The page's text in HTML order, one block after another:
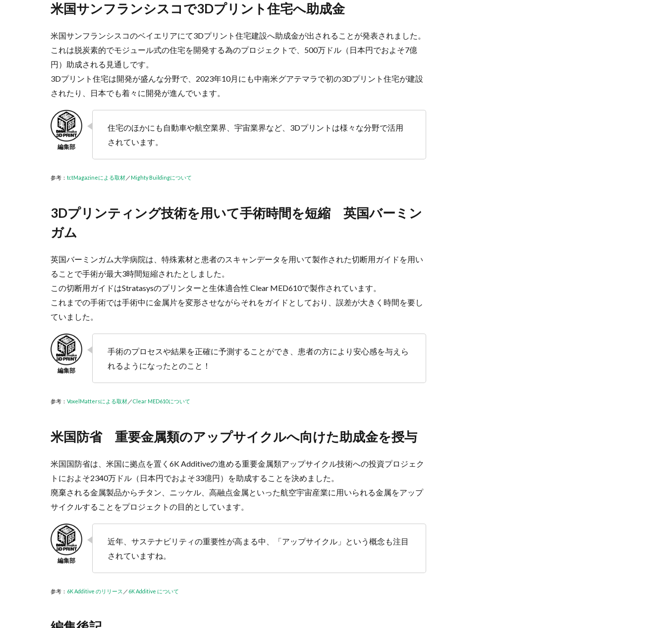
米国サンフランシスコで3Dプリント住宅へ助成金
米国サンフランシスコのベイエリアにて3Dプリント住宅建設へ助成金が出されることが発表されました。
これは脱炭素的でモジュール式の住宅を開発する為のプロジェクトで、500万ドル（日本円でおよそ7億
円）助成される見通しです。
3Dプリント住宅は開発が盛んな分野で、2023年10月にも中南米グアテマラで初の3Dプリント住宅が建設
されたり、日本でも着々に開発が進んでいます。
住宅のほかにも自動車や航空業界、宇宙業界など、3Dプリントは様々な分野で活用
されています。
参考： tctMagazineによる取材 ／Mighty Buildingについて
3Dプリンティング技術を用いて手術時間を短縮 英国バーミン
ガム
英国バーミンガム大学病院は、特殊素材と患者のスキャンデータを用いて製作された切断用ガイドを用い
ることで手術が最大3時間短縮されたとしました。
この切断用ガイドはStratasysのプリンターと生体適合性 Clear MED610で製作されています。
これまでの手術では手術中に金属片を変形させながらそれをガイドとしており、誤差が大きく時間を要し
ていました。
手術のプロセスや結果を正確に予測することができ、患者の方により安心感を与えら
れるようになったとのこと！
参考： VoxelMattersによる取材 ／Clear MED610について
米国防省 重要金属類のアップサイクルへ向けた助成金を授与
米国国防省は、米国に拠点を置く6K Additiveの進める重要金属類アップサイクル技術への投資プロジェク
トにおよそ2340万ドル（日本円でおよそ33億円）を助成することを決めました。
廃棄される金属製品からチタン、ニッケル、高融点金属といった航空宇宙産業に用いられる金属をアップ
サイクルすることをプロジェクトの目的としています。
近年、サステナビリティの重要性が高まる中、「アップサイクル」という概念も注目
されていますね。
参考： 6K Additive のリリース ／6K Additive について